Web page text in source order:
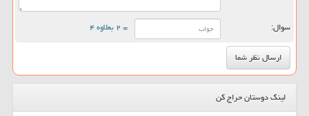
سوال: = ۲ بعلاوه ۴
لینک دوستان حراج کن